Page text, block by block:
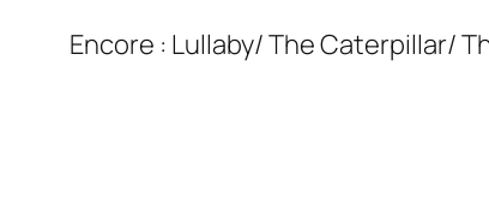
Encore : Lullaby/ The Caterpillar/